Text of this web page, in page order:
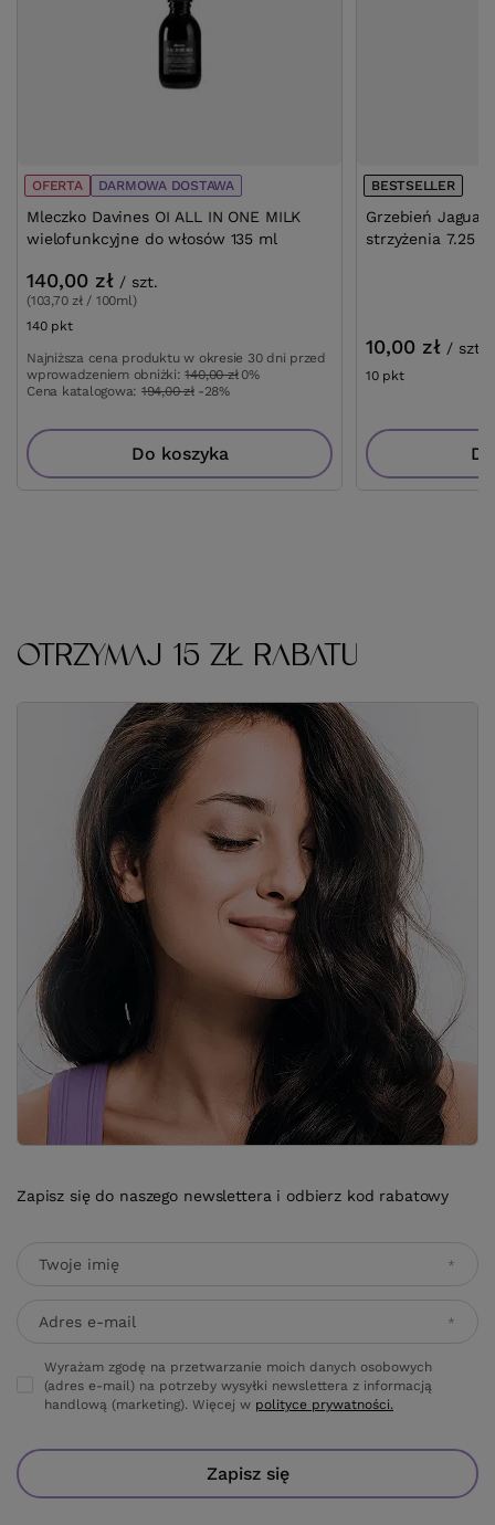
OFERTA DARMOWA DOSTAWA
Mleczko Davines OI ALL IN ONE MILK
wielofunkcyjne do włosów 135 ml
140,00 zł / szt.
(103,70 zł / 100ml)
140 pktpunktów
Najniższa cena produktu w okresie 30 dni przed
wprowadzeniem obniżki:140,00 zł 0%
Cena katalogowa: 194,00 zł -28%
Do koszyka
BESTSELLER
Grzebień
strzyżenia 7.25
10,00 zł / szt.
10 pktpunktów
OTRZYMAJ 15 ZŁ RABATU
Zapisz się do naszego newslettera i odbierz kod rabatowy
Twoje imię
Adres e-mail
Wyrażam zgodę na przetwarzanie moich danych osobowych
(adres e-mail) na potrzeby wysyłki newslettera z informacją
handlową (marketing). Więcej w polityce prywatności.
Zapisz się